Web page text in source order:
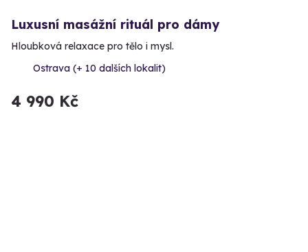
Luxusní masážní rituál pro dámy
Hloubková relaxace pro tělo i mysl.
Ostrava (+ 10 dalších lokalit)
4 990 Kč